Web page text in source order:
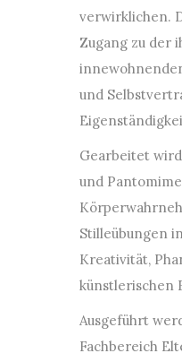
verwirklichen.
Zugang zu der
und
Gearbeitet
und
Stilleübungen
Kreativität,
künstlerischen
Ausgeführt
Fachbereich